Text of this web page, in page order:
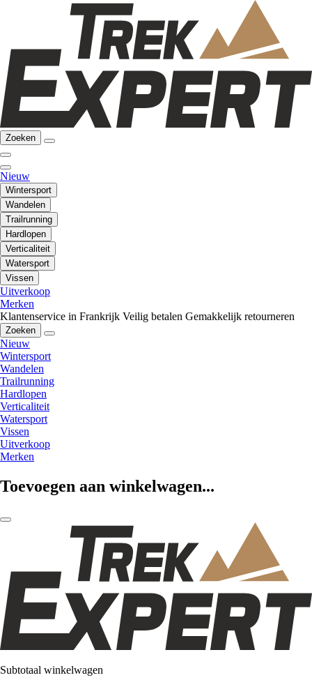
Zoeken
Nieuw
Wintersport
Wandelen
Trailrunning
Hardlopen
Verticaliteit
Watersport
Vissen
Uitverkoop
Merken
Klantenservice in Frankrijk Veilig betalen Gemakkelijk retourneren
Zoeken
Nieuw
Wintersport
Wandelen
Trailrunning
Hardlopen
Verticaliteit
Watersport
Vissen
Uitverkoop
Merken
Toevoegen aan winkelwagen...
Subtotaal winkelwagen